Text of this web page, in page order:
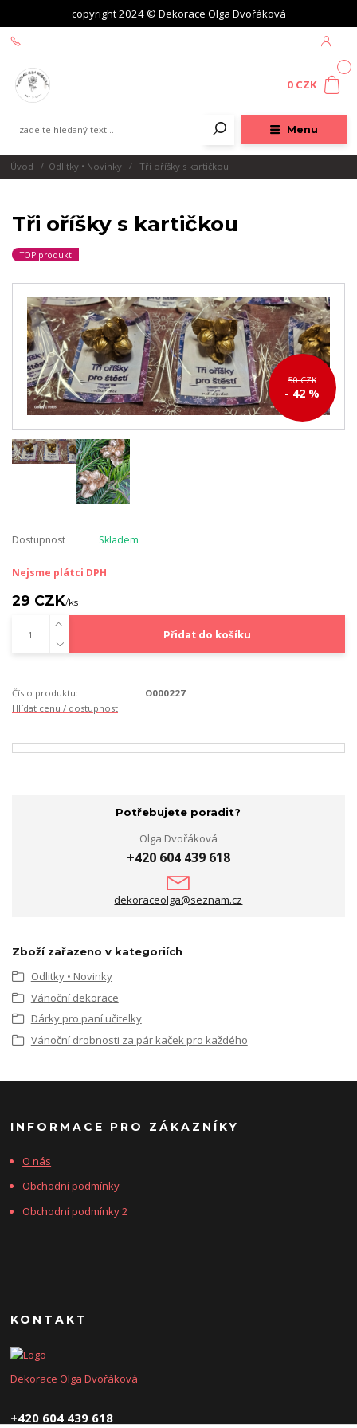
copyright 2024 © Dekorace Olga Dvořáková
Menu
0 CZK
Úvod Odlitky • Novinky Tři oříšky s kartičkou
Tři oříšky s kartičkou
TOP produkt
50 CZK
- 42 %
Dostupnost Skladem
Nejsme plátci DPH
29 CZK/ks
Přidat do košíku
Číslo produktu:
O000227
Hlídat cenu / dostupnost
Potřebujete poradit?
Olga Dvořáková
+420 604 439 618
dekoraceolga@seznam.cz
Zboží zařazeno v kategoriích
Odlitky • Novinky
Vánoční dekorace
Dárky pro paní učitelky
Vánoční drobnosti za pár kaček pro každého
INFORMACE PRO ZÁKAZNÍKY
O nás
Obchodní podmínky
Obchodní podmínky 2
KONTAKT
Dekorace Olga Dvořáková
+420 604 439 618